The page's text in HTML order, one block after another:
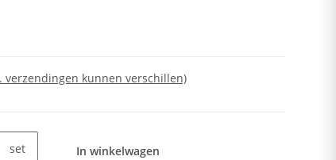
verzendingen kunnen verschillen)
set In winkelwagen